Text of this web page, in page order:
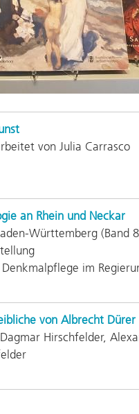
von Julia Carrasco
an Rhein und Neckar
Württemberg (Band
im
von Albrecht Dürer
Hirschfelder,